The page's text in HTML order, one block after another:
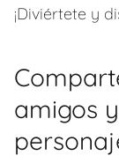
¡Diviértete y
amigos